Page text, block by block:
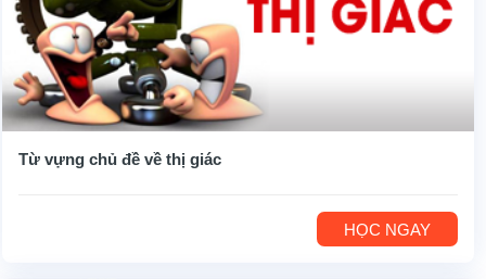
Từ vựng chủ đề về thị giác
HỌC NGAY